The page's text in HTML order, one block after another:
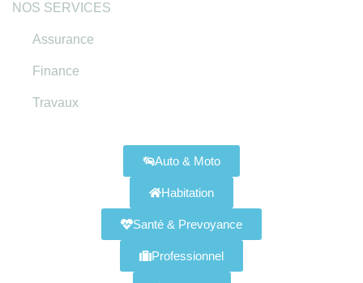
NOS SERVICES
Assurance
Finance
Travaux
Auto & Moto
Habitation
Santé & Prevoyance
Professionnel